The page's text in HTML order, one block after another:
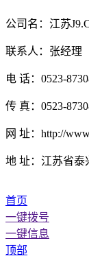
公司名：江苏
联系人：张经理
电 话：0523-
传 真：0523-
网 址：http://
地 址：江苏省泰
首页
一键拨号
一键信息
顶部